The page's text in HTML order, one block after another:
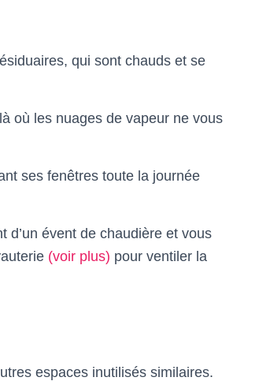
qui sont chauds et se
où les nuages ​​de vapeur ne vous
ses fenêtres toute la journée
d’un évent de chaudière et vous
(voir plus) pour ventiler la
espaces inutilisés similaires.